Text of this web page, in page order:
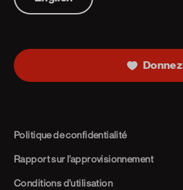
Donnez
Politique de confidentialité
Rapport sur l’approvisionnement
Conditions d’utilisation